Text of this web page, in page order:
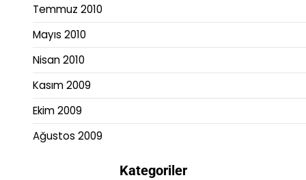
Temmuz 2010
Mayıs 2010
Nisan 2010
Kasım 2009
Ekim 2009
Ağustos 2009
Kategoriler